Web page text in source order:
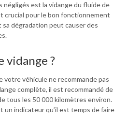
négligés est la vidange du fluide de
crucial pour le bon fonctionnement
dégradation peut causer des
vidange ?
votre véhicule ne recommande pas
complète, il est recommandé de
tous les 50 000 kilomètres environ.
un indicateur qu’il est temps de faire